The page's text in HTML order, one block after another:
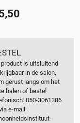
product is uitsluitend
in de salon,
gerust langs om het
halen of bestel
050-3061386
e-mail: